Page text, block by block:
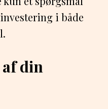
i både
af din